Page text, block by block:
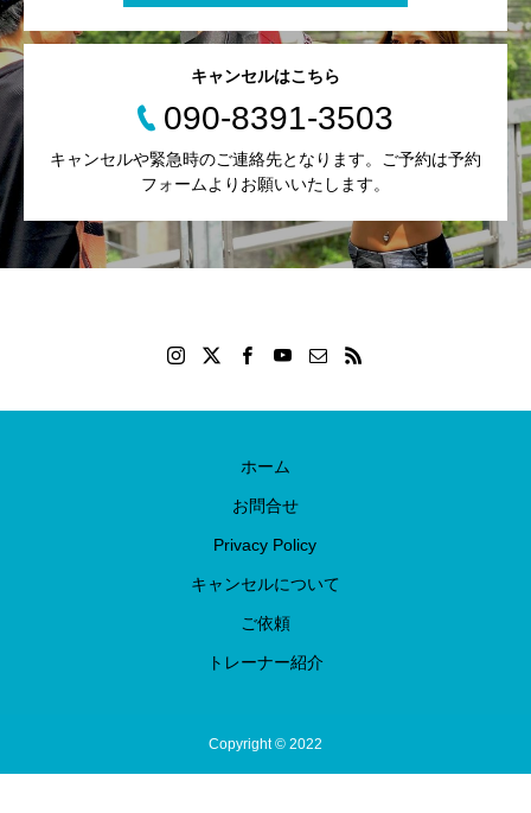
キャンセルはこちら
090-8391-3503
キャンセルや緊急時のご連絡先となります。ご予約は予約
フォームよりお願いいたします。
ホーム
お問合せ
Privacy Policy
キャンセルについて
ご依頼
トレーナー紹介
Copyright © 2022